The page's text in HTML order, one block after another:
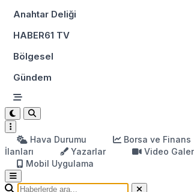
Anahtar Deliği
HABER61 TV
Bölgesel
Gündem
Hava Durumu Borsa ve Finans
İlanları
Yazarlar Video
Mobil Uygulama